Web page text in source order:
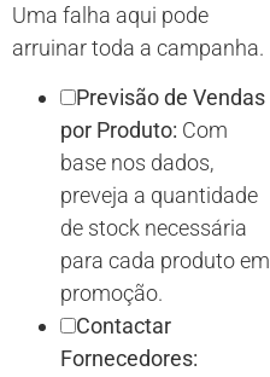
Uma falha aqui pode
arruinar toda a campanha.
Previsão de Vendas
por Produto: Com
base nos dados,
preveja a quantidade
de stock necessária
para cada produto em
promoção.
Contactar
Fornecedores: